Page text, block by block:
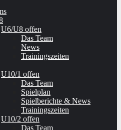
U6/U8 offen
Das Team
News
Trainingszeiten
U10/1 offen
Das Team
Spielplan
Spielberichte & News
Trainingszeiten
U10/2 offen
Das Team